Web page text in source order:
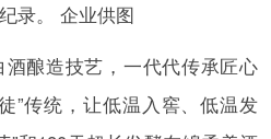
录。 企业供图
酿造技艺，一代代传承匠心
”传统，让低温入窖、低温发